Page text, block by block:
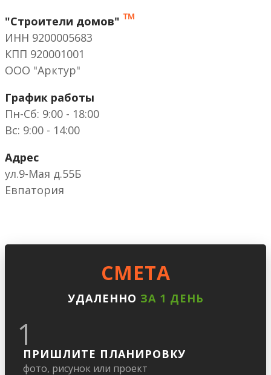
"Строители домов" ™
ИНН 9200005683
КПП 920001001
ООО "Арктур"
График работы
Пн-Сб: 9:00 - 18:00
Вс: 9:00 - 14:00
Адрес
ул.9-Мая д.55Б
Евпатория
CМЕТА
УДАЛЕННО ЗА 1 ДЕНЬ
1
ПРИШЛИТЕ ПЛАНИРОВКУ
фото, рисунок или проект